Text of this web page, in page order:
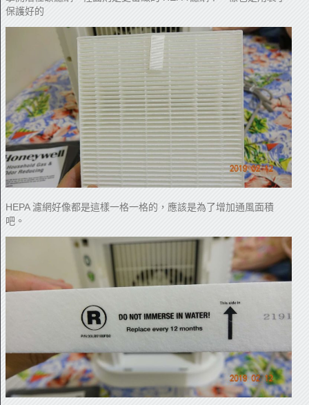
保護好的
HEPA 濾網好像都是這樣一格一格的，應該是為了增加通風面積
吧。